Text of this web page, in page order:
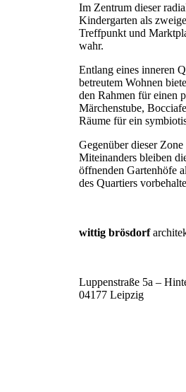
Im Zentrum dieser
Kindergarten als
Treffpunkt und
wahr.
Entlang eines inneren
betreutem Wohnen
den Rahmen für einen
Märchenstube,
Räume für ein
Gegenüber dieser
Miteinanders bleiben
öffnenden Gartenhöfe
des Quartiers
wittig brösdorf
Luppenstraße 5a –
04177 Leipzig